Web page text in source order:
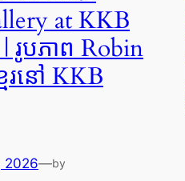
at KKB
រូបភាព Robin
រនៅ KKB
2026—by